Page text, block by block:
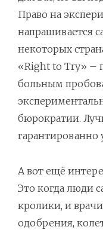
Право на
напрашивается
некоторых
«Right to Try» –
больным
бюрократии.
гарантированно
А вот ещё
Это когда люди
кролики, и
одобрения,